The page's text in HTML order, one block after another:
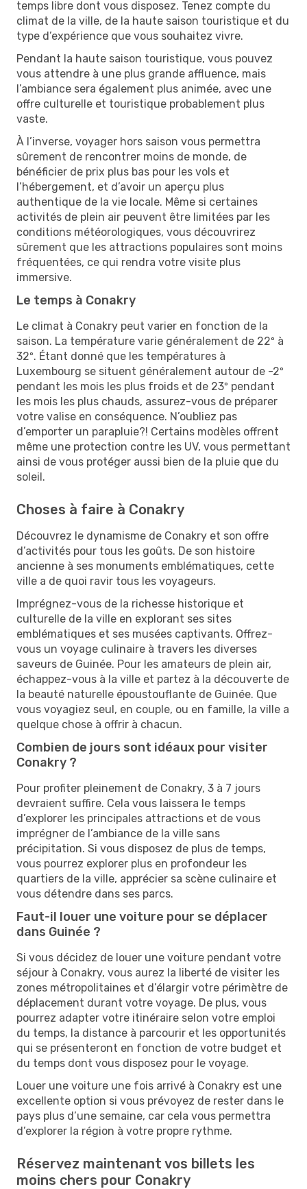
temps libre dont vous disposez. Tenez compte du
climat de la ville, de la haute saison touristique et du
type d’expérience que vous souhaitez vivre.
Pendant la haute saison touristique, vous pouvez
vous attendre à une plus grande affluence, mais
l’ambiance sera également plus animée, avec une
offre culturelle et touristique probablement plus
vaste.
À l’inverse, voyager hors saison vous permettra
sûrement de rencontrer moins de monde, de
bénéficier de prix plus bas pour les vols et
l’hébergement, et d’avoir un aperçu plus
authentique de la vie locale. Même si certaines
activités de plein air peuvent être limitées par les
conditions météorologiques, vous découvrirez
sûrement que les attractions populaires sont moins
fréquentées, ce qui rendra votre visite plus
immersive.
Le temps à Conakry
Le climat à Conakry peut varier en fonction de la
saison. La température varie généralement de 22º à
32º. Étant donné que les températures à
Luxembourg se situent généralement autour de -2º
pendant les mois les plus froids et de 23º pendant
les mois les plus chauds, assurez-vous de préparer
votre valise en conséquence. N’oubliez pas
d’emporter un parapluie?! Certains modèles offrent
même une protection contre les UV, vous permettant
ainsi de vous protéger aussi bien de la pluie que du
soleil.
Choses à faire à Conakry
Découvrez le dynamisme de Conakry et son offre
d’activités pour tous les goûts. De son histoire
ancienne à ses monuments emblématiques, cette
ville a de quoi ravir tous les voyageurs.
Imprégnez-vous de la richesse historique et
culturelle de la ville en explorant ses sites
emblématiques et ses musées captivants. Offrez-
vous un voyage culinaire à travers les diverses
saveurs de Guinée. Pour les amateurs de plein air,
échappez-vous à la ville et partez à la découverte de
la beauté naturelle époustouflante de Guinée. Que
vous voyagiez seul, en couple, ou en famille, la ville a
quelque chose à offrir à chacun.
Combien de jours sont idéaux pour visiter
Conakry ?
Pour profiter pleinement de Conakry, 3 à 7 jours
devraient suffire. Cela vous laissera le temps
d’explorer les principales attractions et de vous
imprégner de l’ambiance de la ville sans
précipitation. Si vous disposez de plus de temps,
vous pourrez explorer plus en profondeur les
quartiers de la ville, apprécier sa scène culinaire et
vous détendre dans ses parcs.
Faut-il louer une voiture pour se déplacer
dans Guinée ?
Si vous décidez de louer une voiture pendant votre
séjour à Conakry, vous aurez la liberté de visiter les
zones métropolitaines et d’élargir votre périmètre de
déplacement durant votre voyage. De plus, vous
pourrez adapter votre itinéraire selon votre emploi
du temps, la distance à parcourir et les opportunités
qui se présenteront en fonction de votre budget et
du temps dont vous disposez pour le voyage.
Louer une voiture une fois arrivé à Conakry est une
excellente option si vous prévoyez de rester dans le
pays plus d’une semaine, car cela vous permettra
d’explorer la région à votre propre rythme.
Réservez maintenant vos billets les
moins chers pour Conakry